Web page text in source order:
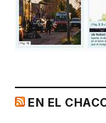
EN EL